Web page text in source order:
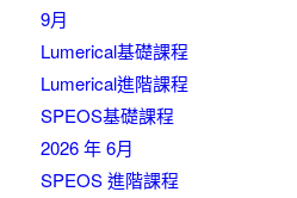
9月
Lumerical基礎課程
Lumerical進階課程
SPEOS基礎課程
2026 年 6月
SPEOS 進階課程